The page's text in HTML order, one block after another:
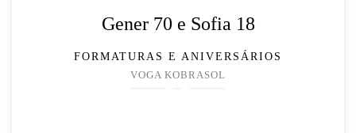
Gener 70 e Sofia 18
FORMATURAS E ANIVERSÁRIOS
VOGA KOBRASOL